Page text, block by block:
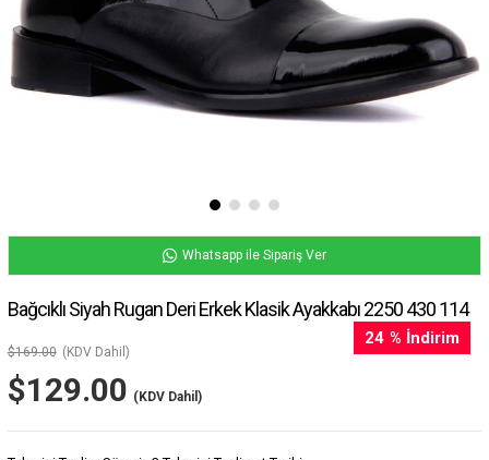
Whatsapp ile Sipariş Ver
Bağcıklı Siyah Rugan Deri Erkek Klasik Ayakkabı 2250 430 114
%
24 İndirim
$169.00 (KDV Dahil)
$129.00 (KDV Dahil)